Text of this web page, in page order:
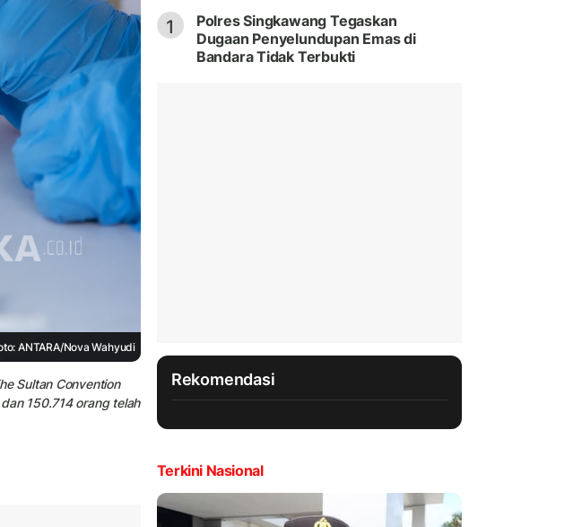
ANTARA/Nova Wahyudi
Sultan Convention
150.714 orang telah
1
Polres Singkawang Tegaskan
Dugaan Penyelundupan Emas di
Bandara Tidak Terbukti
Rekomendasi
Terkini Nasional